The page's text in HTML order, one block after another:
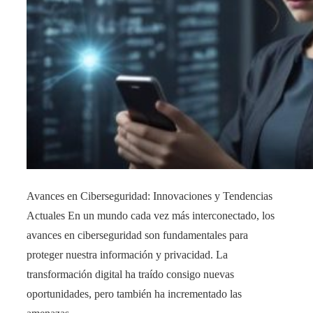
Avances en Ciberseguridad: Innovaciones y Tendencias
Actuales En un mundo cada vez más interconectado, los
avances en ciberseguridad son fundamentales para
proteger nuestra información y privacidad. La
transformación digital ha traído consigo nuevas
oportunidades, pero también ha incrementado las